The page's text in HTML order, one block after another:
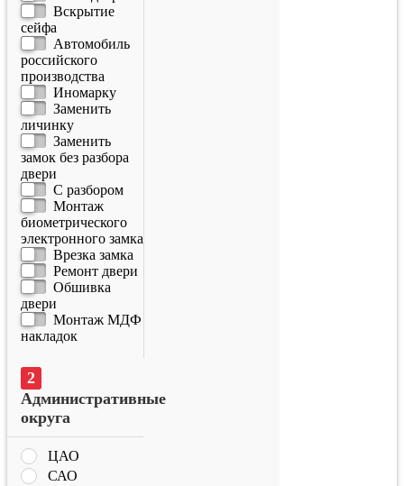
Вскрытие
сейфа
Автомобиль
российского
производства
Иномарку
Заменить
личинку
Заменить
замок без разбора
двери
С разбором
Монтаж
биометрического
электронного замка
Врезка замка
Ремонт двери
Обшивка
двери
Монтаж МДФ
накладок
Административные
округа
ЦАО
САО